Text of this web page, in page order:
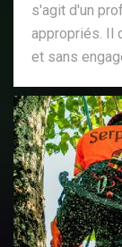
s'agit d'un
appropriés. Il
et sans